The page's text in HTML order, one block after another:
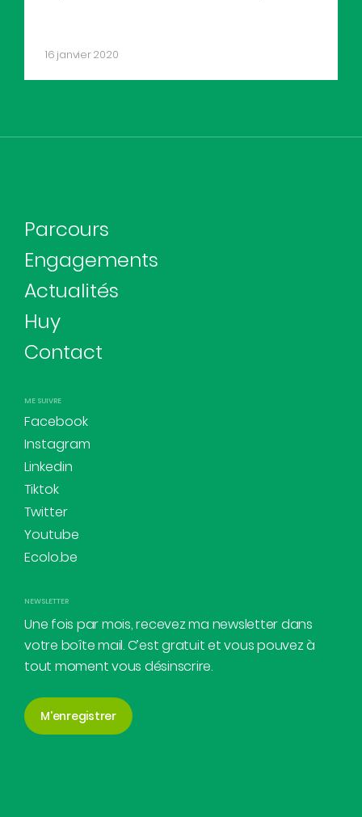
16 janvier 2020
Parcours
Engagements
Actualités
Huy
Contact
ME SUIVRE
Facebook
Instagram
Linkedin
Tiktok
Twitter
Youtube
Ecolo.be
NEWSLETTER
Une fois par mois, recevez ma newsletter dans
votre boîte mail. C’est gratuit et vous pouvez à
tout moment vous désinscrire.
M'enregistrer